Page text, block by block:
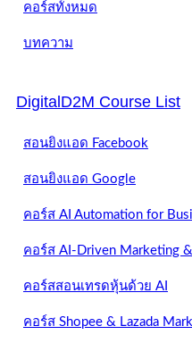
คอร์สทั้งหมด
บทความ
DigitalD2M Course List
สอนยิงแอด Facebook
สอนยิงแอด Google
คอร์ส AI Automation for
คอร์ส AI-Driven Marketing
คอร์สสอนเทรดหุ้นด้วย AI
คอร์ส Shopee & Lazada